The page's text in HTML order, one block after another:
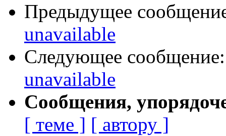
Предыдущее
unavailable
Следующее
unavailable
Сообщения,
[ теме ] [ автору ]